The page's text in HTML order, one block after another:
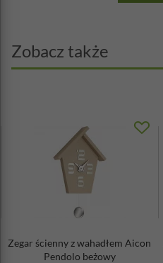
Zobacz także
Zegar ścienny z wahadłem Aicon
Pendolo beżowy